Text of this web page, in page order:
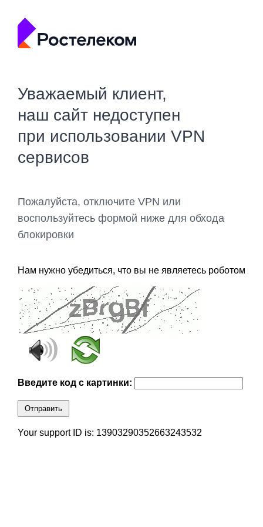
Уважаемый клиент,
наш сайт недоступен
при использовании VPN
сервисов
Пожалуйста, отключите VPN или
воспользуйтесь формой ниже для обхода
блокировки
Нам нужно убедиться, что вы не являетесь роботом
Введите код с картинки:
Отправить
Your support ID is: 13903290352663243532